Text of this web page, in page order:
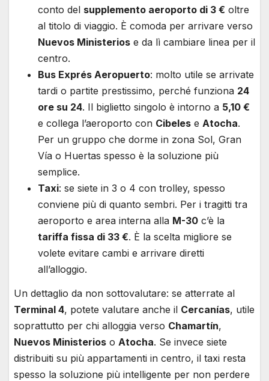
conto del supplemento aeroporto di 3 € oltre
al titolo di viaggio. È comoda per arrivare verso
Nuevos Ministerios e da lì cambiare linea per il
centro.
Bus Exprés Aeropuerto: molto utile se arrivate
tardi o partite prestissimo, perché funziona 24
ore su 24. Il biglietto singolo è intorno a 5,10 €
e collega l’aeroporto con Cibeles e Atocha.
Per un gruppo che dorme in zona Sol, Gran
Vía o Huertas spesso è la soluzione più
semplice.
Taxi: se siete in 3 o 4 con trolley, spesso
conviene più di quanto sembri. Per i tragitti tra
aeroporto e area interna alla M-30 c’è la
tariffa fissa di 33 €. È la scelta migliore se
volete evitare cambi e arrivare diretti
all’alloggio.
Un dettaglio da non sottovalutare: se atterrate al
Terminal 4, potete valutare anche il Cercanías, utile
soprattutto per chi alloggia verso Chamartín,
Nuevos Ministerios o Atocha. Se invece siete
distribuiti su più appartamenti in centro, il taxi resta
spesso la soluzione più intelligente per non perdere